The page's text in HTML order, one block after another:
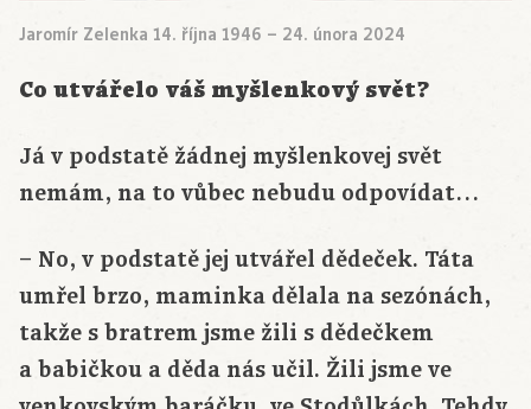
Jaromír Zelenka 14. října 1946 – 24. února 2024
Co utvářelo váš myšlenkový svět?
Já v podstatě žádnej myšlenkovej svět
nemám, na to vůbec nebudu odpovídat…
– No, v podstatě jej utvářel dědeček. Táta
umřel brzo, maminka dělala na sezónách,
takže s bratrem jsme žili s dědečkem
a babičkou a děda nás učil. Žili jsme ve